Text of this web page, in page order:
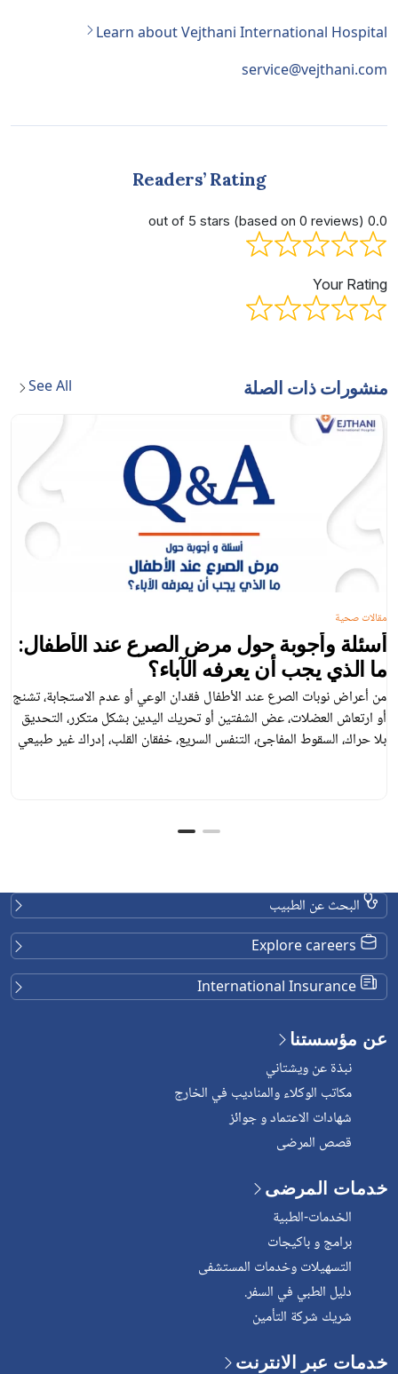
Learn about Vejthani International Hospital
service@vejthani.com
Readers’ Rating
0.0 out of 5 stars (based on 0 reviews)
Your Rating
منشورات ذات الصلة See All
أسئلة وأجوبة حول مرض الصرع عند الأطفال:
ما الذي يجب أن يعرفه الآباء؟
من أعراض نوبات الصرع عند الأطفال فقدان الوعي أو عدم الاستجابة، تشنج
أو ارتعاش العضلات، عض الشفتين أو تحريك اليدين بشكل متكرر، التحديق
بلا حراك، السقوط المفاجئ، التنفس السريع، خفقان القلب، إدراك غير طبيعي
مقالات صحية
البحث عن الطبيب
عن مؤسستنا
نبذة عن ويشتاني
مكاتب الوكلاء والمناديب في الخارج
شهادات الاعتماد و جوائز
قصص المرضى
خدمات المرضى
الخدمات-الطبية
برامج و باكيجات
التسهيلات وخدمات المستشفى
دليل الطبي في السفر.
شريك شركة التأمين
خدمات عبر الانترنت